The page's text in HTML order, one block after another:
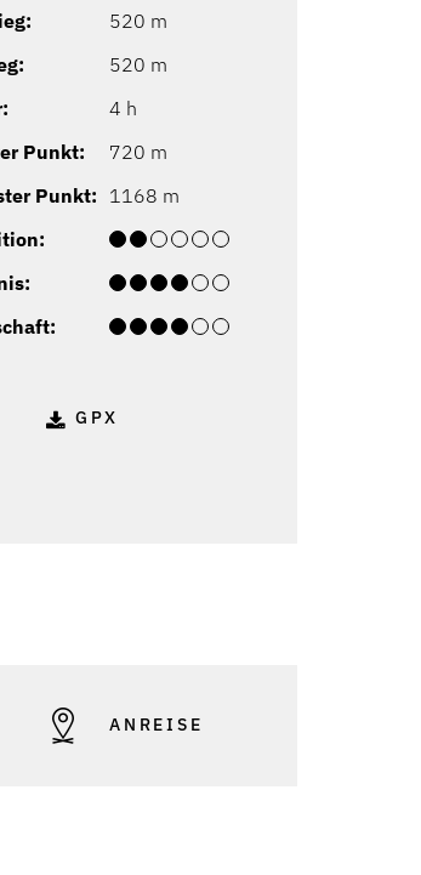
520 m
520 m
4 h
Punkt:
720 m
Punkt:
1168 m
GPX
ANREISE